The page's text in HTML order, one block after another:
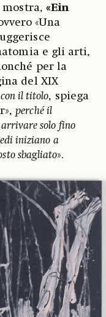
«Ein
«Una
e gli arti,
per la
del XIX
con il titolo, spiega
perché il
solo fino
iniziano a
sbagliato».